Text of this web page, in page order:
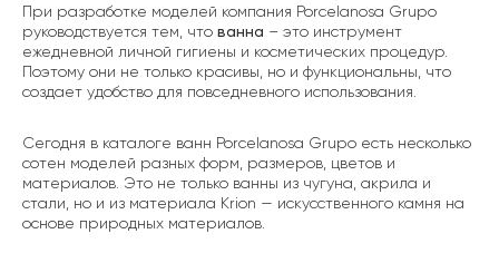
При разработке моделей компания Porcelanosa Grupo
руководствуется тем, что ванна – это инструмент
ежедневной личной гигиены и косметических процедур.
Поэтому они не только красивы, но и функциональны, что
создает удобство для повседневного использования.
Сегодня в каталоге ванн Porcelanosa Grupo есть несколько
сотен моделей разных форм, размеров, цветов и
материалов. Это не только ванны из чугуна, акрила и
стали, но и из материала Krion — искусственного камня на
основе природных материалов.